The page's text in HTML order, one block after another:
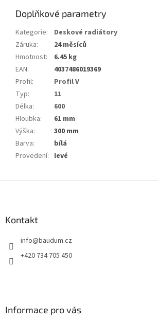
Doplňkové parametry
Kategorie:
Deskové radiátory
Záruka:
24 měsíců
Hmotnost:
6.45 kg
EAN:
4037486019369
Profil:
Profil V
Typ:
11
Délka:
600
Hloubka:
61 mm
Výška:
300 mm
Barva:
bílá
Provedení: levé
Kontakt
info@baudum.cz
+420 734 705 450
Informace pro vás